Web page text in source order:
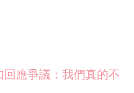
應爭議：我們真的不